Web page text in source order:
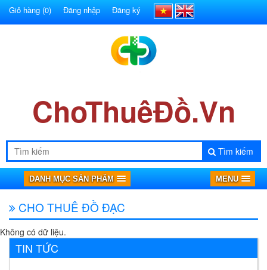
Giỏ hàng (0) Đăng nhập Đăng ký
ChoThuêĐồ.Vn
Tìm kiếm
DANH MỤC SẢN PHẨM MENU
CHO THUÊ ĐỒ ĐẠC
Không có dữ liệu.
TIN TỨC